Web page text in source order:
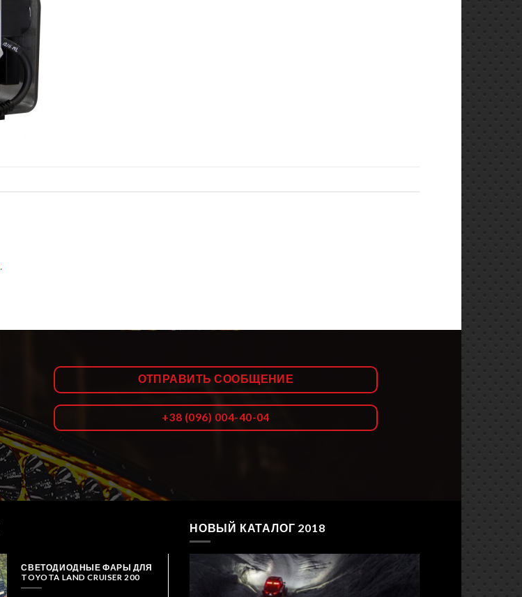
ОТПРАВИТЬ СООБЩЕНИЕ
+38 (096) 004-40-04
СВЕТОДИОДНЫЕ ФАРЫ ДЛЯ
TOYOTA LAND CRUISER 200
НОВЫЙ КАТАЛОГ 2018